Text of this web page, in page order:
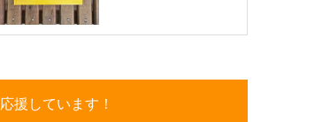
応援しています！